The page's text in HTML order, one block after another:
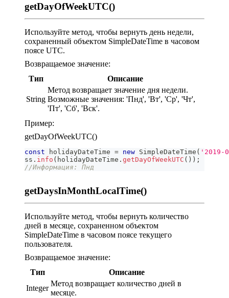
getDayOfWeekUTC()
Используйте метод, чтобы вернуть день недели,
сохраненный объектом SimpleDateTime в часовом
поясе UTC.
Возвращаемое значение:
Тип
Описание
String
Метод возвращает значение дня недели.
Возможные значения: 'Пнд', 'Вт', 'Ср', 'Чт',
'Пт', 'Сб', 'Вск'.
Пример:
getDayOfWeekUTC()
const holidayDateTime = new SimpleDateTime ( '2019-
ss . info ( holidayDateTime . getDayOfWeekUTC ( ) ) ;
//Информация: Пнд
getDaysInMonthLocalTime()
Используйте метод, чтобы вернуть количество
дней в месяце, сохраненном объектом
SimpleDateTime в часовом поясе текущего
пользователя.
Возвращаемое значение:
Тип
Описание
Integer
Метод возвращает количество дней в
месяце.